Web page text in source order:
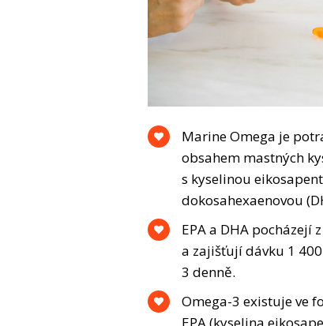
Marine Omega je
obsahem mastných
s kyselinou
dokosahexaenovou
EPA a DHA pocházejí
a zajišťují dávku 1
3 denně.
Omega-3 existuje ve